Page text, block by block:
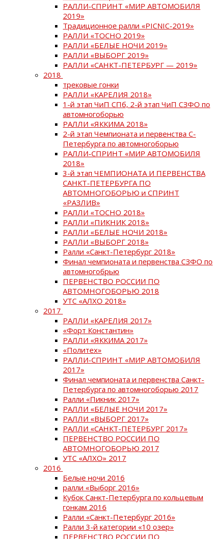
РАЛЛИ-СПРИНТ «МИР АВТОМОБИЛЯ
2019»
Традиционное ралли «PICNIC-2019»
РАЛЛИ «ТОСНО 2019»
РАЛЛИ «БЕЛЫЕ НОЧИ 2019»
РАЛЛИ «ВЫБОРГ 2019»
РАЛЛИ «САНКТ-ПЕТЕРБУРГ — 2019»
2018
трековые гонки
РАЛЛИ «КАРЕЛИЯ 2018»
1-й этап ЧиП СПб, 2-й этап ЧиП СЗФО по
автомногоборью
РАЛЛИ «ЯККИМА 2018»
2-й этап Чемпионата и первенства С-
Петербурга по автомногоборью
РАЛЛИ-СПРИНТ «МИР АВТОМОБИЛЯ
2018»
3-й этап ЧЕМПИОНАТА И ПЕРВЕНСТВА
САНКТ-ПЕТЕРБУРГА ПО
АВТОМНОГОБОРЬЮ и СПРИНТ
«РАЗЛИВ»
РАЛЛИ «ТОСНО 2018»
РАЛЛИ «ПИКНИК 2018»
РАЛЛИ «БЕЛЫЕ НОЧИ 2018»
РАЛЛИ «ВЫБОРГ 2018»
Ралли «Санкт-Петербург 2018»
Финал чемпионата и первенства СЗФО по
автомногобрью
ПЕРВЕНСТВО РОССИИ ПО
АВТОМНОГОБОРЬЮ 2018
УТС «АЛХО 2018»
2017
РАЛЛИ «КАРЕЛИЯ 2017»
«Форт Константин»
РАЛЛИ «ЯККИМА 2017»
«Политех»
РАЛЛИ-СПРИНТ «МИР АВТОМОБИЛЯ
2017»
Финал чемпионата и первенства Санкт-
Петербурга по автомногоборью 2017
Ралли «Пикник 2017»
РАЛЛИ «БЕЛЫЕ НОЧИ 2017»
РАЛЛИ «ВЫБОРГ 2017»
РАЛЛИ «САНКТ-ПЕТЕРБУРГ 2017»
ПЕРВЕНСТВО РОССИИ ПО
АВТОМНОГОБОРЬЮ 2017
УТС «АЛХО» 2017
2016
Белые ночи 2016
ралли «Выборг 2016»
Кубок Санкт-Петербурга по кольцевым
гонкам 2016
Ралли «Санкт-Петербург 2016»
Ралли 3-й категории «10 озер»
ПЕРВЕНСТВО РОССИИ ПО